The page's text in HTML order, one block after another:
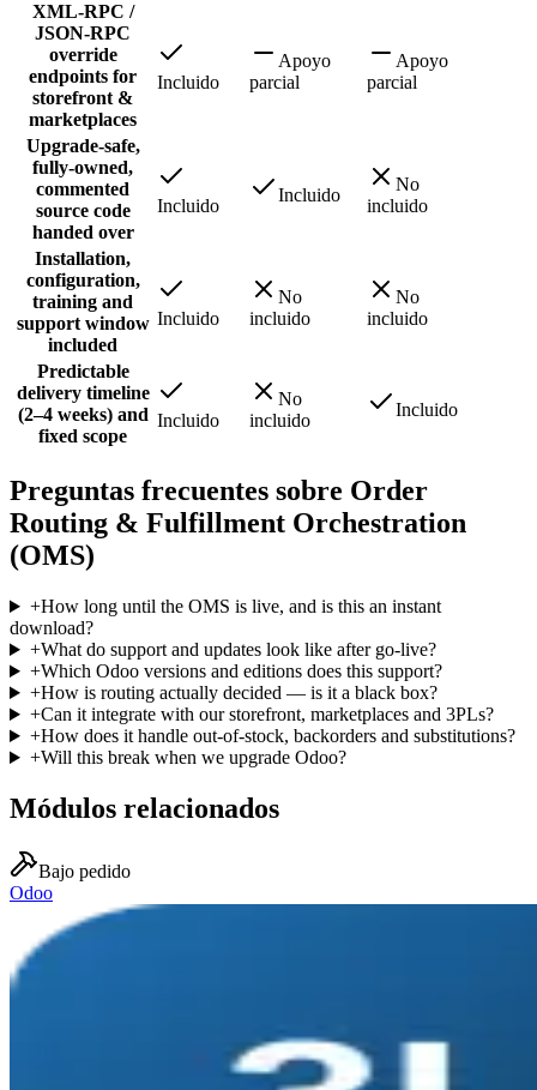
XML-RPC /
JSON-RPC
override
endpoints for
storefront &
marketplaces
Incluido
Apoyo
parcial
Apoyo
parcial
Upgrade-safe,
fully-owned,
commented
source code
handed over
Incluido
Incluido
No
incluido
Installation,
configuration,
training and
support window
included
Incluido
No
incluido
No
incluido
Predictable
delivery timeline
(2–4 weeks) and
fixed scope
Incluido
No
incluido
Incluido
Preguntas frecuentes sobre Order
Routing & Fulfillment Orchestration
(OMS)
+How long until the OMS is live, and is this an instant
download?
+What do support and updates look like after go-live?
+Which Odoo versions and editions does this support?
+How is routing actually decided — is it a black box?
+Can it integrate with our storefront, marketplaces and 3PLs?
+How does it handle out-of-stock, backorders and substitutions?
+Will this break when we upgrade Odoo?
Módulos relacionados
Bajo pedido
Odoo